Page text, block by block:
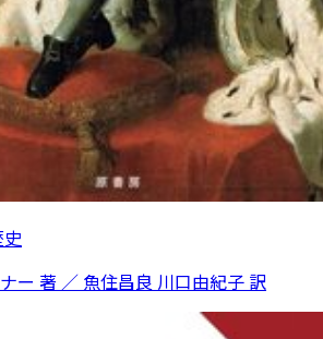
ー 著 ／ 魚住昌良 川口由紀子 訳